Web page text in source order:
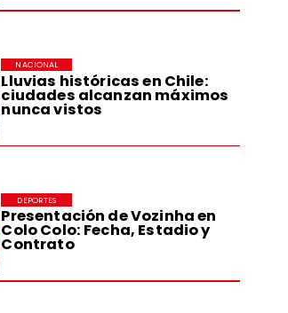
Lluvias históricas en Chile:
ciudades alcanzan máximos
nunca vistos
NACIONAL
Presentación de Vozinha en
Colo Colo: Fecha, Estadio y
Contrato
DEPORTES